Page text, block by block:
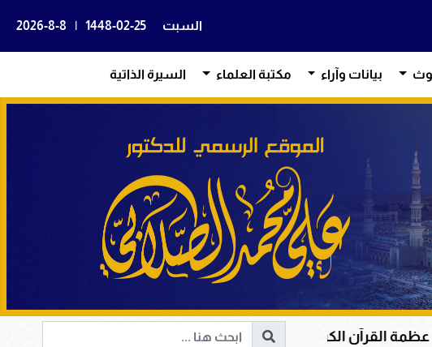
السبت 1448-02-25
|
2026-8-8
بيانات وآراء مكتبة العلماء السيرة الذاتية
في هداية القلوب وإصلاح المجتمعات وقيادة الإنسانية إلى الحق